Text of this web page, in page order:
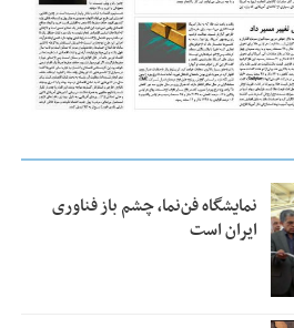
نمایشگاه فن‌نما، چشم باز فناوری
ایران است